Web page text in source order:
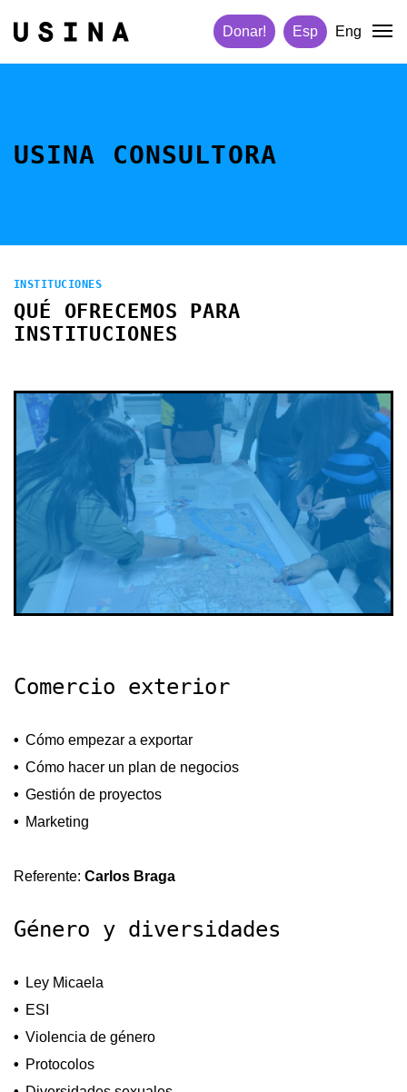
Donar! Esp Eng
USINA CONSULTORA
INSTITUCIONES
QUÉ OFRECEMOS PARA
INSTITUCIONES
Comercio exterior
Cómo empezar a exportar
Cómo hacer un plan de negocios
Gestión de proyectos
Marketing
Referente: Carlos Braga
Género y diversidades
Ley Micaela
ESI
Violencia de género
Protocolos